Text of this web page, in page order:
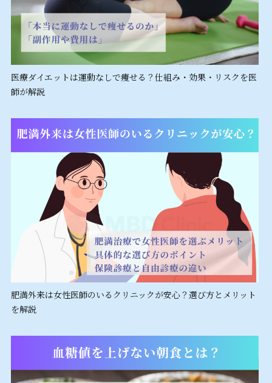
医療ダイエットは運動なしで痩せる？仕組み・効果・リスクを医
師が解説
肥満外来は女性医師のいるクリニックが安心？選び方とメリット
を解説